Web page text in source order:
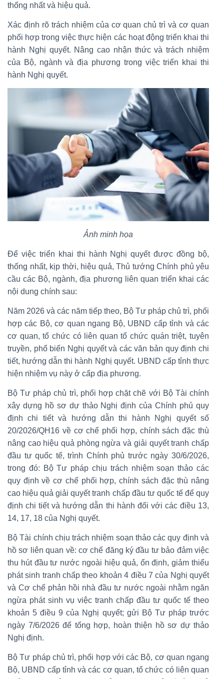
thống nhất và hiệu quả.
Xác định rõ trách nhiệm của cơ quan chủ trì và cơ quan
phối hợp trong việc thực hiện các hoạt động triển khai thi
hành Nghị quyết. Nâng cao nhận thức và trách nhiệm
của Bộ, ngành và địa phương trong việc triển khai thi
hành Nghị quyết.
Ảnh minh họa
Để việc triển khai thi hành Nghị quyết được đồng bộ,
thống nhất, kịp thời, hiệu quả, Thủ tướng Chính phủ yêu
cầu các Bộ, ngành, địa phương liên quan triển khai các
nội dung chính sau:
Năm 2026 và các năm tiếp theo, Bộ Tư pháp chủ trì, phối
hợp các Bộ, cơ quan ngang Bộ, UBND cấp tỉnh và các
cơ quan, tổ chức có liên quan tổ chức quán triệt, tuyên
truyền, phổ biến Nghị quyết và các văn bản quy định chi
tiết, hướng dẫn thi hành Nghị quyết. UBND cấp tỉnh thực
hiện nhiệm vụ này ở cấp địa phương.
Bộ Tư pháp chủ trì, phối hợp chặt chẽ với Bộ Tài chính
xây dựng hồ sơ dự thảo Nghị định của Chính phủ quy
định chi tiết và hướng dẫn thi hành Nghị quyết số
20/2026/QH16 về cơ chế phối hợp, chính sách đặc thù
nâng cao hiệu quả phòng ngừa và giải quyết tranh chấp
đầu tư quốc tế, trình Chính phủ trước ngày 30/6/2026,
trong đó: Bộ Tư pháp chịu trách nhiệm soạn thảo các
quy định về cơ chế phối hợp, chính sách đặc thù nâng
cao hiệu quả giải quyết tranh chấp đầu tư quốc tế để quy
định chi tiết và hướng dẫn thi hành đối với các điều 13,
14, 17, 18 của Nghị quyết.
Bộ Tài chính chịu trách nhiệm soạn thảo các quy định và
hồ sơ liên quan về: cơ chế đăng ký đầu tư bảo đảm việc
thu hút đầu tư nước ngoài hiệu quả, ổn định, giảm thiểu
phát sinh tranh chấp theo khoản 4 điều 7 của Nghị quyết
và Cơ chế phản hồi nhà đầu tư nước ngoài nhằm ngăn
ngừa phát sinh vụ việc tranh chấp đầu tư quốc tế theo
khoản 5 điều 9 của Nghị quyết; gửi Bộ Tư pháp trước
ngày 7/6/2026 để tổng hợp, hoàn thiện hồ sơ dự thảo
Nghị định.
Bộ Tư pháp chủ trì, phối hợp với các Bộ, cơ quan ngang
Bộ, UBND cấp tỉnh và các cơ quan, tổ chức có liên quan